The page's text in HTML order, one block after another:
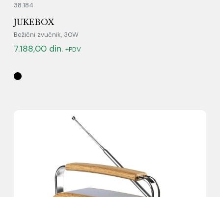
38.184
JUKEBOX
Bežični zvučnik, 30W
7.188,00 din. +PDV